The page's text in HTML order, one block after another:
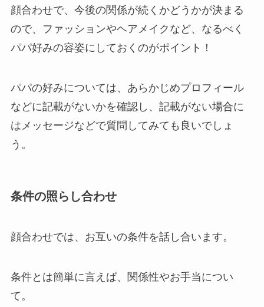
顔合わせで、今後の関係が続くかどうかが決まる
ので、ファッションやヘアメイクなど、なるべく
パパ好みの容姿にしておくのがポイント！
パパの好みについては、あらかじめプロフィール
などに記載がないかを確認し、記載がない場合に
はメッセージなどで質問してみても良いでしょ
う。
条件の照らし合わせ
顔合わせでは、お互いの条件を話し合います。
条件とは簡単に言えば、関係性やお手当につい
て。